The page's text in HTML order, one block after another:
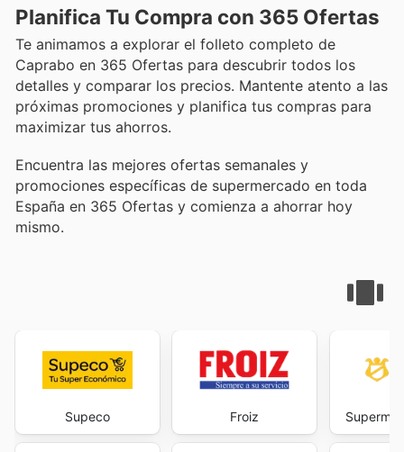
Planifica Tu Compra con 365 Ofertas
Te animamos a explorar el folleto completo de
Caprabo en 365 Ofertas para descubrir todos los
detalles y comparar los precios. Mantente atento a las
próximas promociones y planifica tus compras para
maximizar tus ahorros.
Encuentra las mejores ofertas semanales y
promociones específicas de supermercado en toda
España en 365 Ofertas y comienza a ahorrar hoy
mismo.
Supeco Froiz